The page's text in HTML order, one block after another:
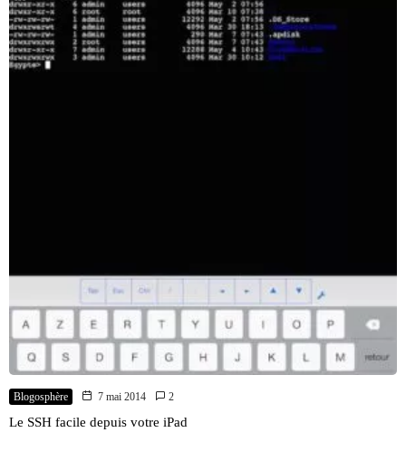
Blogosphère 7 mai 2014 2
Le SSH facile depuis votre iPad